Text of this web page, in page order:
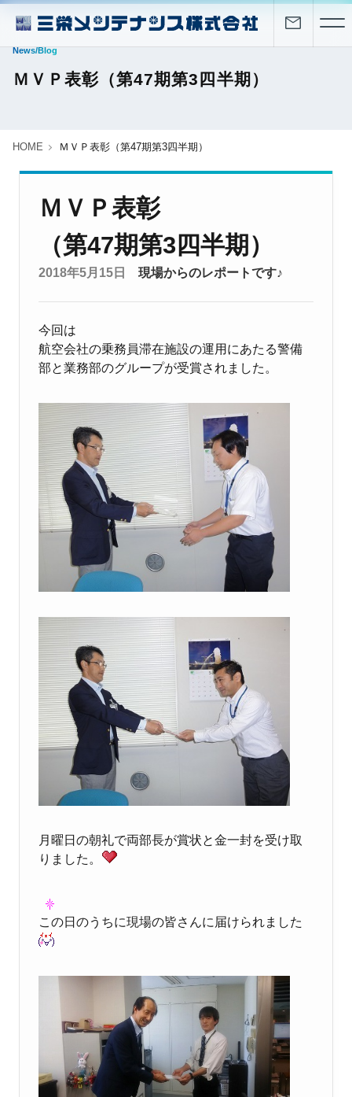
News/Blog
ＭＶＰ表彰（第47期第3四半期）
HOME ＭＶＰ表彰（第47期第3四半期）
ＭＶＰ表彰
（第47期第3四半期）
2018年5月15日 現場からのレポートです♪
今回は
航空会社の乗務員滞在施設の運用にあたる警備
部と業務部のグループが受賞されました。
月曜日の朝礼で両部長が賞状と金一封を受け取
りました。
この日のうちに現場の皆さんに届けられました